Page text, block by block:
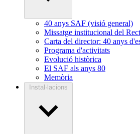
40 anys SAF (visió general)
Missatge institucional del
Carta del director: 40 anys
Programa d'activitats
Evolució històrica
El SAF als anys 80
Memòria
Instal·lacions